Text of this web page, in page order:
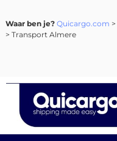
Waar ben je? Quicargo.com >
> Transport Almere